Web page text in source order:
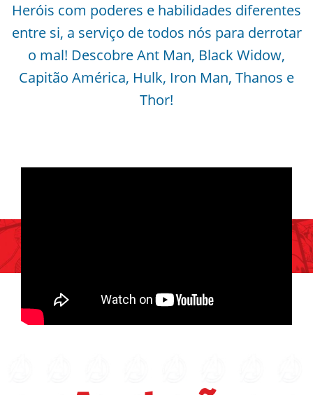
Heróis com poderes e habilidades diferentes
entre si, a serviço de todos nós para derrotar
o mal! Descobre Ant Man, Black Widow,
Capitão América, Hulk, Iron Man, Thanos e
Thor!